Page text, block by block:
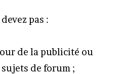
pas :
de la publicité ou
de forum ;